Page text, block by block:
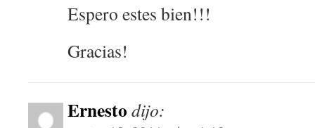
Espero estes bien!!!
Gracias!
Ernesto dijo: